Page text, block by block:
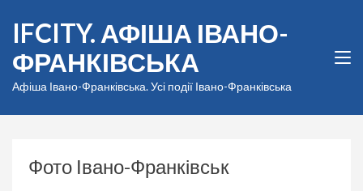
вмісту
(натисніть
Enter)
IFCITY. АФІША ІВАНО-
ФРАНКІВСЬКА
Афіша Івано-Франківська. Усі події Івано-Франківська
Фото Івано-Франківськ